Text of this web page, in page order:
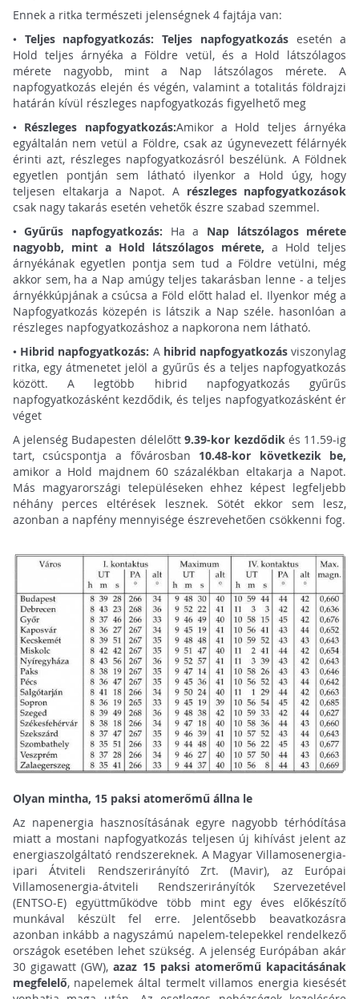
Ennek a ritka természeti jelenségnek 4 fajtája van:
• Teljes napfogyatkozás: Teljes napfogyatkozásesetén a
Hold teljes árnyéka a Földre vetül, és a Hold látszólagos
mérete nagyobb, mint a Nap látszólagos mérete. A
napfogyatkozás elején és végén, valamint a totalitás földrajzi
határán kívül részleges napfogyatkozás figyelhető meg
• Részleges napfogyatkozás:Amikor a Hold teljes árnyéka
egyáltalán nem vetül a Földre, csak az úgynevezett félárnyék
érinti azt, részleges napfogyatkozásról beszélünk. A Földnek
egyetlen pontján sem látható ilyenkor a Hold úgy, hogy
teljesen eltakarja a Napot. A részleges napfogyatkozások
csak nagy takarás esetén vehetők észre szabad szemmel.
• Gyűrűs napfogyatkozás: Ha a Nap látszólagos mérete
nagyobb, mint a Hold látszólagos mérete, a Hold teljes
árnyékának egyetlen pontja sem tud a Földre vetülni, még
akkor sem, ha a Nap amúgy teljes takarásban lenne - a teljes
árnyékkúpjának a csúcsa a Föld előtt halad el. Ilyenkor még a
Napfogyatkozás közepén is látszik a Nap széle. hasonlóan a
részleges napfogyatkozáshoz a napkorona nem látható.
• Hibrid napfogyatkozás: Ahibrid napfogyatkozás viszonylag
ritka, egy átmenetet jelöl a gyűrűs és a teljes napfogyatkozás
között. A legtöbb hibrid napfogyatkozás gyűrűs
napfogyatkozásként kezdődik, és teljes napfogyatkozásként ér
véget
A jelenség Budapesten délelőtt9.39-kor kezdődikés 11.59-ig
tart, csúcspontja a fővárosban 10.48-kor következik be,
amikor a Hold majdnem 60 százalékban eltakarja a Napot.
Más magyarországi településeken ehhez képest legfeljebb
néhány perces eltérések lesznek. Sötét ekkor sem lesz,
azonban a napfény mennyisége észrevehetően csökkenni fog.
Olyan mintha, 15 paksi atomerőmű állna le
Az napenergia hasznosításának egyre nagyobb térhódítása
miatt a mostani napfogyatkozás teljesen új kihívást jelent az
energiaszolgáltató rendszereknek. A Magyar Villamosenergia-
ipari Átviteli Rendszerirányító Zrt. (Mavir), az Európai
Villamosenergia-átviteli Rendszerirányítók Szervezetével
(ENTSO-E) együttműködve több mint egy éves előkészítő
munkával készült fel erre. Jelentősebb beavatkozásra
azonban inkább a nagyszámú napelem-telepekkel rendelkező
országok esetében lehet szükség. A jelenség Európában akár
30 gigawatt (GW), azaz 15 paksi atomerőmű kapacitásának
megfelelő, napelemek által termelt villamos energia kiesését